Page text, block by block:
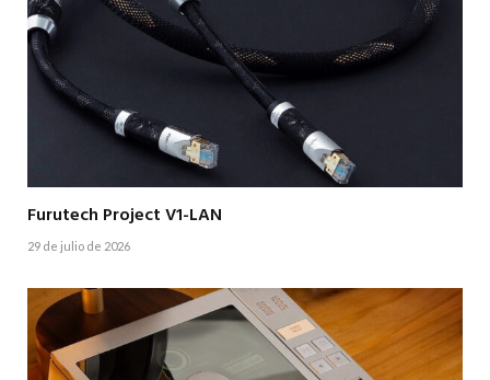
Furutech Project V1-LAN
29 de julio de 2026